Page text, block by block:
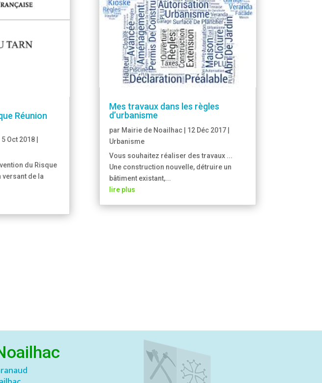
Réunion
5 Oct 2018|
du Risque
versant de la
Mes travaux dans les règles
d’urbanisme
par Mairie de Noailhac| 12 Déc 2017|
Urbanisme
Vous souhaitez réaliser des travaux ...
Une construction nouvelle, détruire un
bâtiment existant,...
lire plus